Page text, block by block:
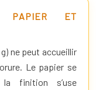
PAPIER ET
ne peut accueillir
Le papier se
finition s’use